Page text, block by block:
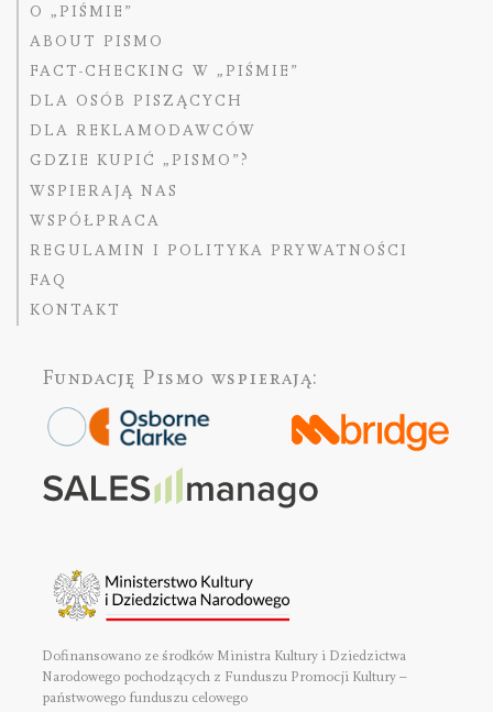
O „PIŚMIE”
ABOUT PISMO
FACT-CHECKING W „PIŚMIE”
DLA OSÓB PISZĄCYCH
DLA REKLAMODAWCÓW
GDZIE KUPIĆ „PISMO”?
WSPIERAJĄ NAS
WSPÓŁPRACA
REGULAMIN I POLITYKA PRYWATNOŚCI
FAQ
KONTAKT
Fundację Pismo wspierają:
Dofinansowano ze środków Ministra Kultury i Dziedzictwa
Narodowego pochodzących z Funduszu Promocji Kultury –
państwowego funduszu celowego